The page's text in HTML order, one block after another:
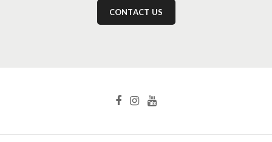
CONTACT US